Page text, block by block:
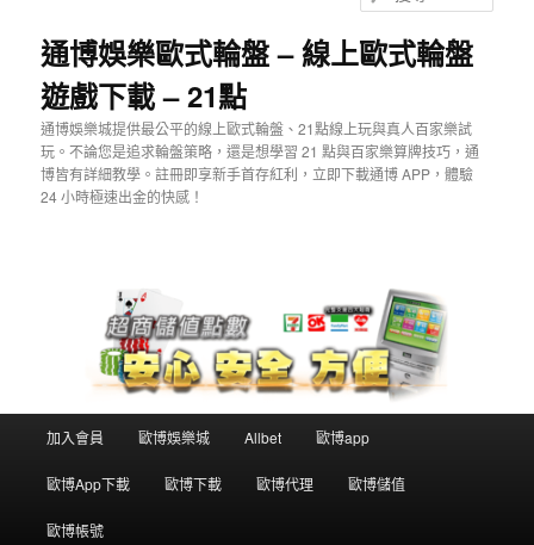
通博娛樂歐式輪盤 – 線上歐式輪盤
遊戲下載 – 21點
通博娛樂城提供最公平的線上歐式輪盤、21點線上玩與真人百家樂試
玩。不論您是追求輪盤策略，還是想學習 21 點與百家樂算牌技巧，通
博皆有詳細教學。註冊即享新手首存紅利，立即下載通博 APP，體驗
24 小時極速出金的快感！
尋
加入會員 歐博娛樂城 Allbet 歐博app
歐博App下載 歐博下載 歐博代理 歐博儲值
歐博帳號